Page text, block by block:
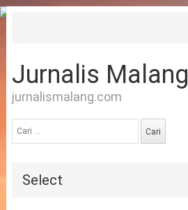
Jurnalis Malang
jurnalismalang.com
untuk:
Select